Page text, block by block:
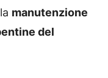
manutenzione
del